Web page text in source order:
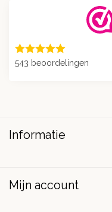
543 beoordelingen
Informatie
Mijn account